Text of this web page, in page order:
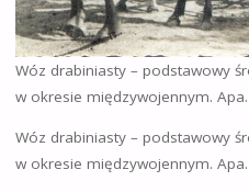
Wóz drabiniasty – podstawowy
w okresie międzywojennym. Apa.
Wóz drabiniasty – podstawowy
w okresie międzywojennym. Apa.